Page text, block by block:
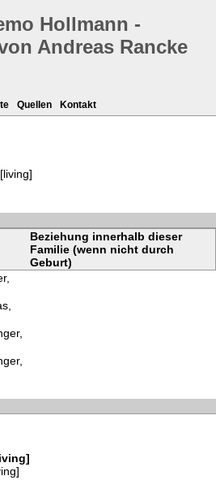
Hollmann -
Andreas Rancke
Quellen Kontakt
Beziehung innerhalb dieser
Familie (wenn nicht durch
Geburt)